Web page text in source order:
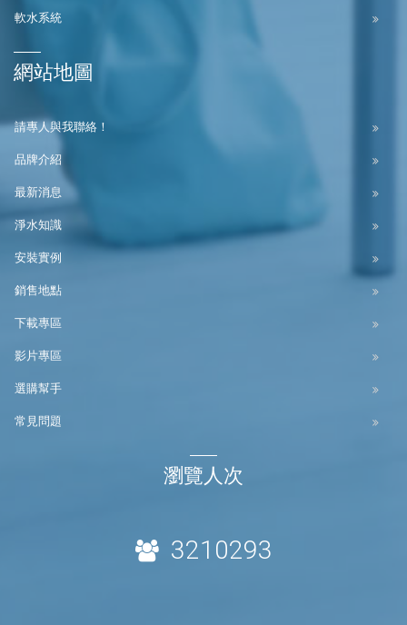
軟水系統
網站地圖
請專人與我聯絡！
品牌介紹
最新消息
淨水知識
安裝實例
銷售地點
下載專區
影片專區
選購幫手
常見問題
瀏覽人次
3210293